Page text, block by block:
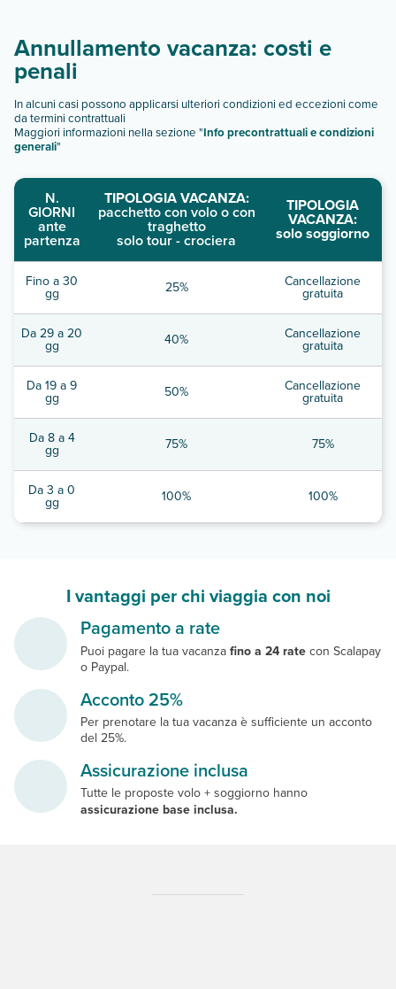
Annullamento vacanza: costi e
penali
In alcuni casi possono applicarsi ulteriori condizioni ed eccezioni come
da termini contrattuali
Maggiori informazioni nella sezione "Info precontrattuali e condizioni
generali"
N.
GIORNI
ante
partenza
TIPOLOGIA VACANZA:
pacchetto con volo o con
traghetto
solo tour - crociera
TIPOLOGIA
VACANZA:
solo soggiorno
Fino a 30
gg 25% Cancellazione
gratuita
Da 29 a 20
gg 40% Cancellazione
gratuita
Da 19 a 9
gg 50% Cancellazione
gratuita
Da 8 a 4
gg 75% 75%
Da 3 a 0
gg 100% 100%
I vantaggi per chi viaggia con noi
Pagamento a rate
Puoi pagare la tua vacanza fino a 24 rate con Scalapay
o Paypal.
Acconto 25%
Per prenotare la tua vacanza è sufficiente un acconto
del 25%.
Assicurazione inclusa
Tutte le proposte volo + soggiorno hanno
assicurazione base inclusa.